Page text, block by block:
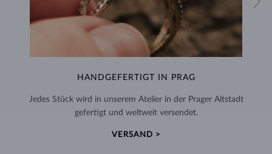
HANDGEFERTIGT IN PRAG
Jedes Stück wird in unserem Atelier in der Prager Altstadt
gefertigt und weltweit versendet.
VERSAND >